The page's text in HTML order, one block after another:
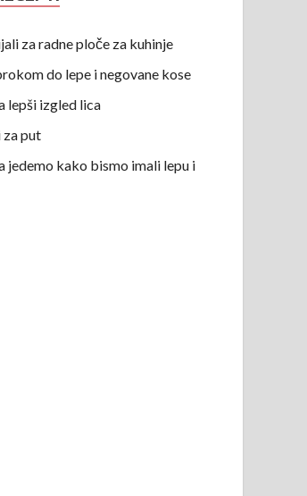
za radne ploče za kuhinje
do lepe i negovane kose
lepši izgled lica
za put
jedemo kako bismo imali lepu i